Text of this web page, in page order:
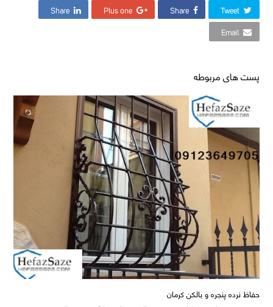
Tweet
Share
Plus one
Share
Email
پست های مربوطه
حفاظ نرده پنجره و بالکن کرمان